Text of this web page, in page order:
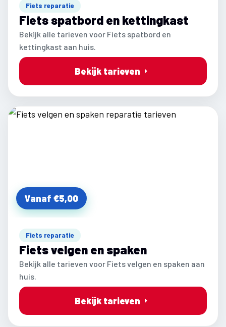
Fiets reparatie
Fiets spatbord en kettingkast
Bekijk alle tarieven voor Fiets spatbord en
kettingkast aan huis.
Bekijk tarieven
Vanaf €5,00
Fiets reparatie
Fiets velgen en spaken
Bekijk alle tarieven voor Fiets velgen en spaken aan
huis.
Bekijk tarieven